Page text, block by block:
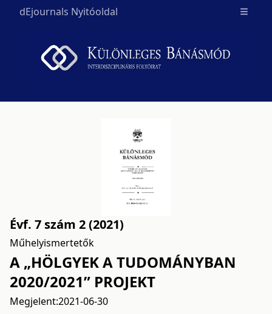
dEjournals Nyitóoldal Open
Évf. 7 szám 2 (2021)
Műhelyismertetők
A „HÖLGYEK A TUDOMÁNYBAN
2020/2021” PROJEKT
Megjelent:2021-06-30